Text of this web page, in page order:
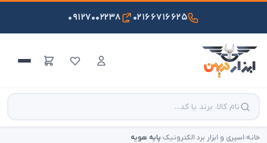
۰۲۱۶۶۷۱۶۶۲۵ ۰۹۱۲۷۰۰۲۲۳۸
خانه›اسپری و ابزار برد الکترونیک›پایه هویه